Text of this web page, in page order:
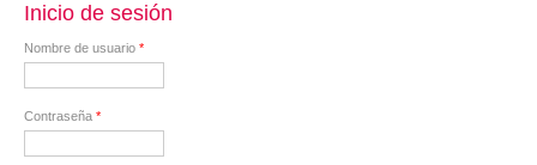
Inicio de sesión
Nombre de usuario *
Contraseña *